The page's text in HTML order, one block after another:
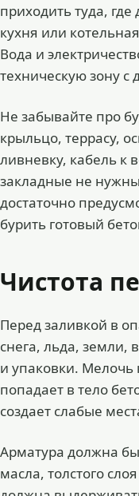
приходить туда, где
кухня или
Вода и
техническую зону с
Не забывайте про
крыльцо, террасу,
ливневку, кабель к
закладные не
достаточно
бурить готовый
Чистота
Перед заливкой в
снега, льда, земли,
и упаковки.
попадает в тело
создает слабые
Арматура должна
масла, толстого